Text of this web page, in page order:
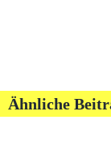
Ähnliche